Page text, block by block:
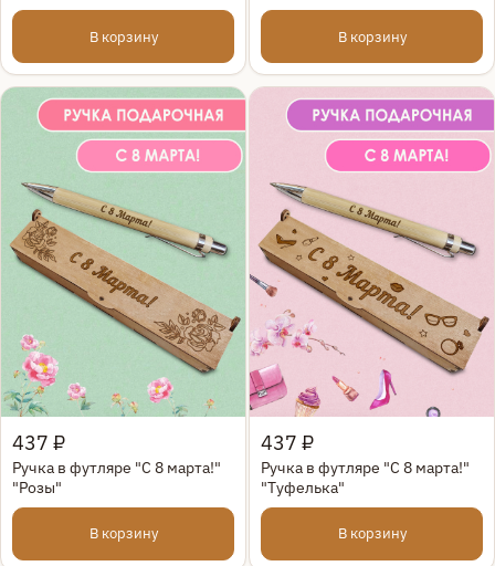
В корзину В корзину
Быстрый просмотр
437 ₽
Ручка в футляре "С 8 марта!"
"Розы"
В корзину
Быстрый просмотр
437 ₽
Ручка в футляре "С 8 марта!"
"Туфелька"
В корзину